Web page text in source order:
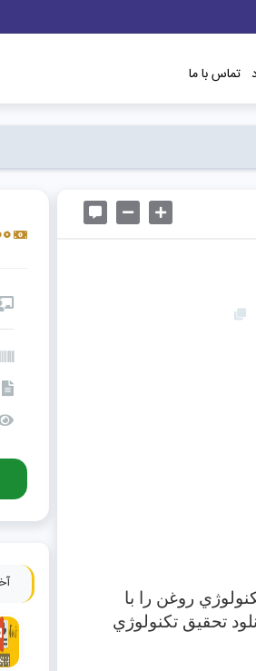
تماس با ما
روغن را با
تحقیق تكنولوژي